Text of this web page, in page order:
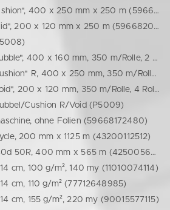
AIRmove Folienset "Cushion", 400 x 250 mm x 250 m (59668300250)
AIRmove Folienset "Void", 200 x 120 mm x 250 m (59668200250)
AIRmove² Folienset "Bubble", 400 x 160 mm, 350 m/Rolle, 2 Rollen/Set (59668160350)
AIRmove² Folienset "Cushion" R, 400 x 250 mm, 350 m/Rolle, 2 Rollen/Set, Recyclinganteil (59668400351)
AIRmove² Folienset "Void", 200 x 120 mm, 350 m/Rolle, 4 Rollen/Set (59668200350)
Cushion R/Void (P5009)
ohne Folien (59668172480)
200 mm x 1125 m (43200112512)
AIRplus® Folie Wrap 140d 50R, 400 mm x 565 m (42500565175)
cm, 100 g/m², 140 my (11010074114)
cm, 110 g/m² (77712648985)
cm, 155 g/m², 220 my (90015577115)